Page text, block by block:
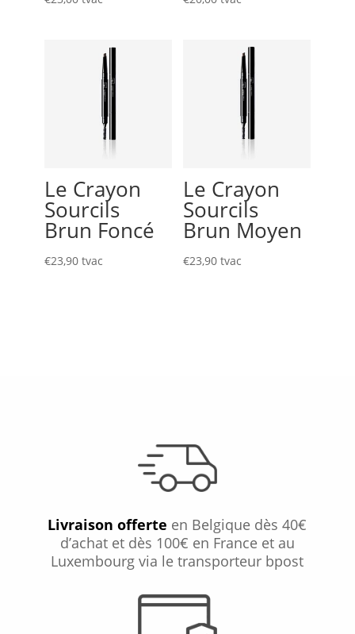
Le Crayon
Sourcils
Brun Foncé
€23,90 tvac
Le Crayon
Sourcils
Brun Moyen
€23,90 tvac
Livraison offerte en Belgique dès 40€
d’achat et dès 100€ en France et au
Luxembourg via le transporteur bpost